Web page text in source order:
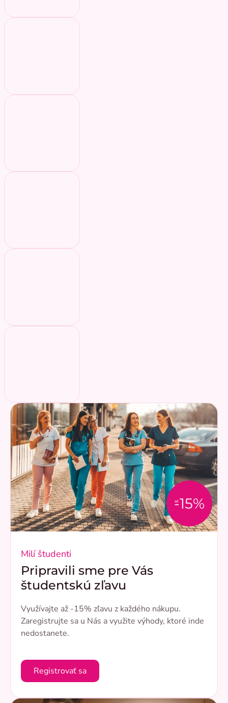
až
-15%
Milí študenti
Pripravili sme pre Vás
študentskú zľavu
Využívajte až -15% zľavu z každého nákupu.
Zaregistrujte sa u Nás a využite výhody, ktoré inde
nedostanete.
Registrovať sa